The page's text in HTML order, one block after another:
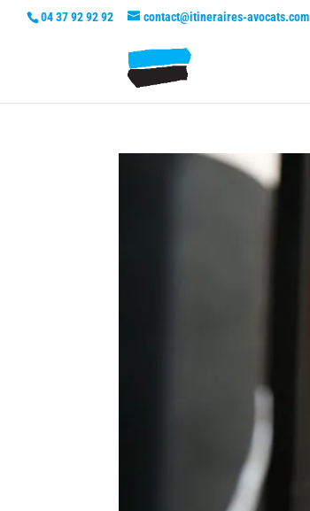
04 37 92 92 92 contact@itineraires-avocats.com